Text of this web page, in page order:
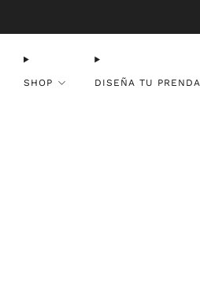
SHOP DISEÑA TU PRENDA